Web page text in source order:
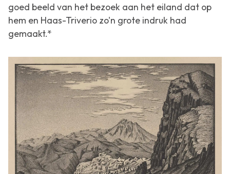
goed beeld van het bezoek aan het eiland dat op
hem en Haas-Triverio zo'n grote indruk had
gemaakt.*